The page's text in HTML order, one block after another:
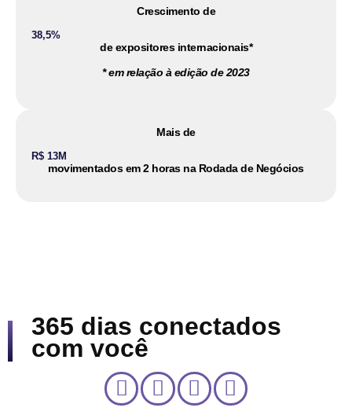
Crescimento de
38,5%
de expositores internacionais*
* em relação à edição de 2023
Mais de
R$ 13M
movimentados em 2 horas na Rodada de Negócios
365 dias conectados
com você